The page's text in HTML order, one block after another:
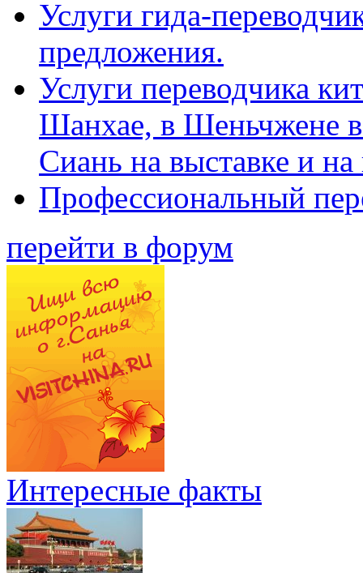
Услуги гида-
предложения.
Услуги переводчика
Шанхае, в Шеньчжене
Сиань на выставке и
Профессиональный
перейти в форум
Интересные факты